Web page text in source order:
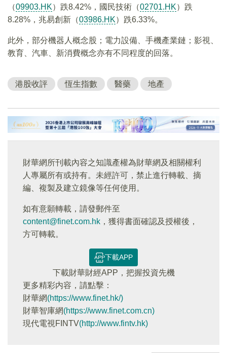
（09903.HK）跌8.42%，國民技術（02701.HK）跌
8.28%，兆易創新（03986.HK）跌6.33%。
此外，部分機器人概念股；電力設備、手機產業鏈；影視、
教育、汽車、新消費概念亦有不同程度的回落。
港股收評 恆生指數 醫藥 地產
財華網所刊載內容之知識產權為財華網及相關權利
人專屬所有或持有。未經許可，禁止進行轉載、摘
編、複製及建立鏡像等任何使用。
如有意願轉載，請發郵件至
content@finet.com.hk ，獲得書面確認及授權後，
方可轉載。
下載APP
下載財華財經APP，把握投資先機
更多精彩内容，請點擊：
財華網(https://www.finet.hk/)
財華智庫網(https://www.finet.com.cn)
現代電視FINTV(http://www.fintv.hk)